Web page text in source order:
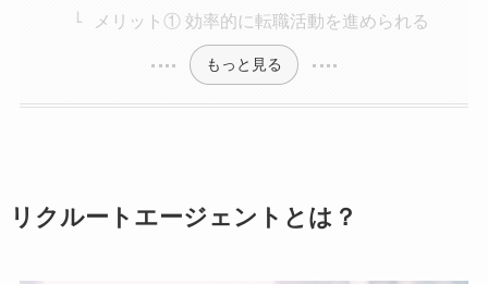
メリット① 効率的に転職活動を進められる
もっと見る
リクルートエージェントとは？